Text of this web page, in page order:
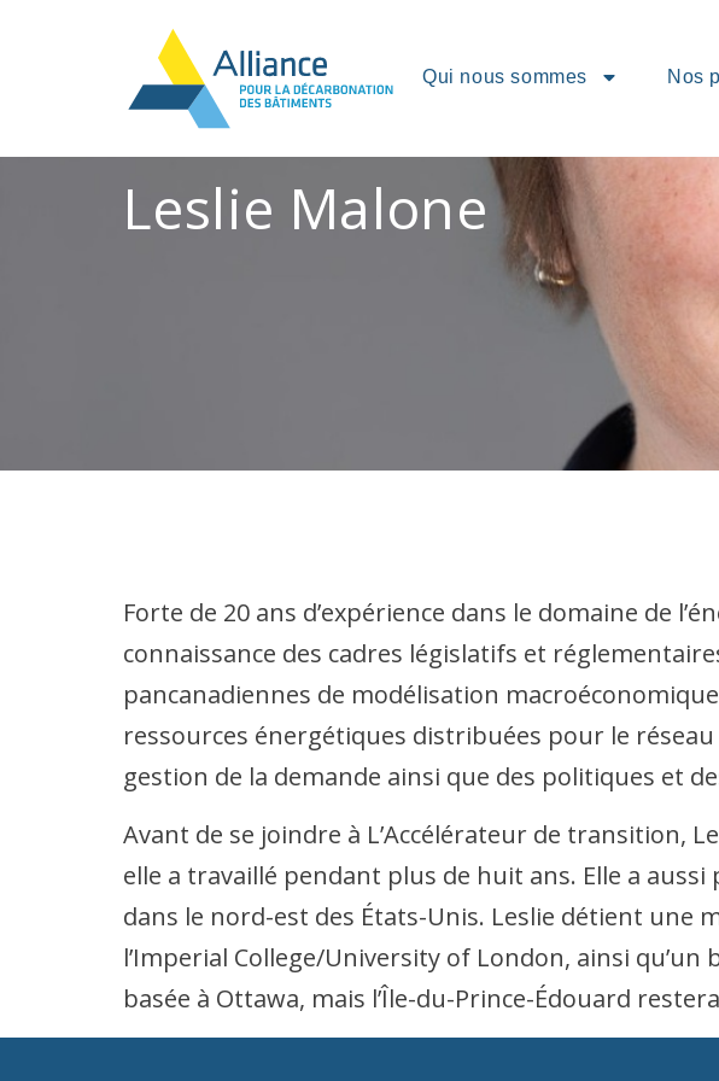
Qui nous sommes Nos
Leslie Malone
Forte de 20 ans d’expérience dans le domaine de
connaissance des cadres législatifs et
pancanadiennes de modélisation
ressources énergétiques distribuées pour le
gestion de la demande ainsi que des politiques et
Avant de se joindre à L’Accélérateur de transition,
elle a travaillé pendant plus de huit ans. Elle a
dans le nord-est des États-Unis. Leslie détient une
l’Imperial College/University of London, ainsi qu’un
basée à Ottawa, mais l’Île-du-Prince-Édouard